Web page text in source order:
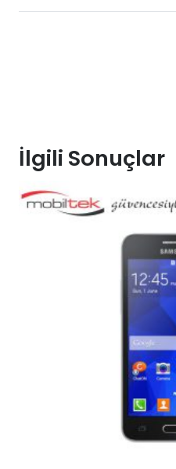
İlgili Sonuçlar